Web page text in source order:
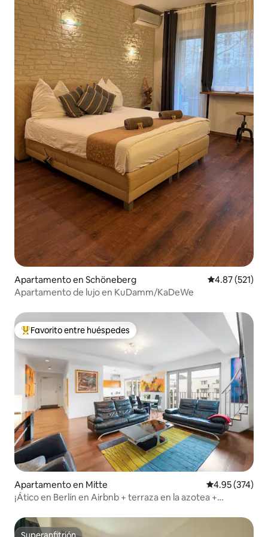
Apartamento en Schöneberg Calificación
4.87 (521)
Apartamento de lujo en KuDamm/KaDeWe
Favorito entre huéspedes preferido
Favorito entre huéspedes
Apartamento en Mitte Calificación
4.95 (374)
¡Ático en Berlín en Airbnb + terraza en la azotea +